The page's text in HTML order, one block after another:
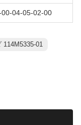
04-05-02-00
114M5335-01